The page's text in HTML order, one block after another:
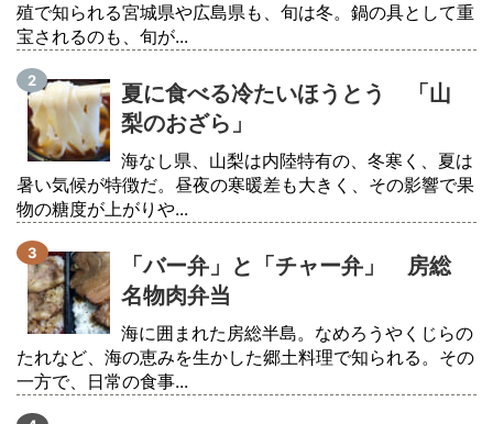
殖で知られる宮城県や広島県も、旬は冬。鍋の具として重
宝されるのも、旬が...
夏に食べる冷たいほうとう 「山
梨のおざら」
海なし県、山梨は内陸特有の、冬寒く、夏は
暑い気候が特徴だ。昼夜の寒暖差も大きく、その影響で果
物の糖度が上がりや...
「バー弁」と「チャー弁」 房総
名物肉弁当
海に囲まれた房総半島。なめろうやくじらの
たれなど、海の恵みを生かした郷土料理で知られる。その
一方で、日常の食事...